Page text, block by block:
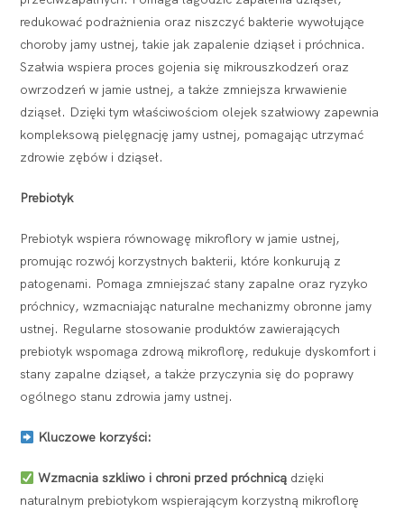
redukować podrażnienia oraz niszczyć bakterie wywołujące
choroby jamy ustnej, takie jak zapalenie dziąseł i próchnica.
Szałwia wspiera proces gojenia się mikrouszkodzeń oraz
owrzodzeń w jamie ustnej, a także zmniejsza krwawienie
dziąseł. Dzięki tym właściwościom olejek szałwiowy zapewnia
kompleksową pielęgnację jamy ustnej, pomagając utrzymać
zdrowie zębów i dziąseł.
Prebiotyk
Prebiotyk wspiera równowagę mikroflory w jamie ustnej,
promując rozwój korzystnych bakterii, które konkurują z
patogenami. Pomaga zmniejszać stany zapalne oraz ryzyko
próchnicy, wzmacniając naturalne mechanizmy obronne jamy
ustnej. Regularne stosowanie produktów zawierających
prebiotyk wspomaga zdrową mikroflorę, redukuje dyskomfort i
stany zapalne dziąseł, a także przyczynia się do poprawy
ogólnego stanu zdrowia jamy ustnej.
Kluczowe korzyści:
Wzmacnia szkliwo i chroni przed próchnicą dzięki
naturalnym prebiotykom wspierającym korzystną mikroflorę